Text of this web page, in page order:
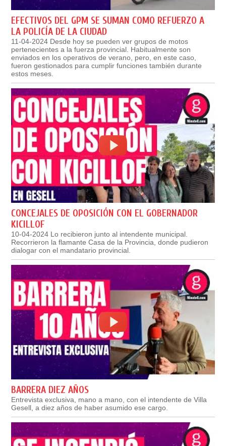
EFECTIVOS DEL GPM SE SUMAN COMO REFUERZO A
LA POLICÍA DE LA CIUDAD
11-04-2024 Desde hoy se pueden ver grupos de motos
pertenecientes a la fuerza provincial. Habitualmente son
enviados en los operativos de verano, pero, en este caso,
fueron gestionados para cumplir funciones también durante
estos meses.
CONCEJALES DE OPOSICIÓN CON EL GOBERNADOR
KICILLOF
10-04-2024 Lo recibieron junto al intendente municipal.
Recorrieron la flamante Casa de la Provincia, donde pudieron
dialogar con el mandatario provincial.
BARRERA DIEZ AÑOS
Entrevista exclusiva, mano a mano, con el intendente de Villa
Gesell, a diez años de haber asumido ese cargo.